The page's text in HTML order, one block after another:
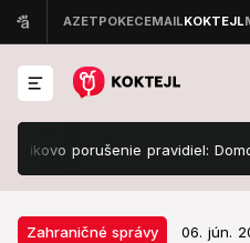
porušenie pravidiel: Domov
Zahraničné správy 06. jún.
Zahraničné správy 06.